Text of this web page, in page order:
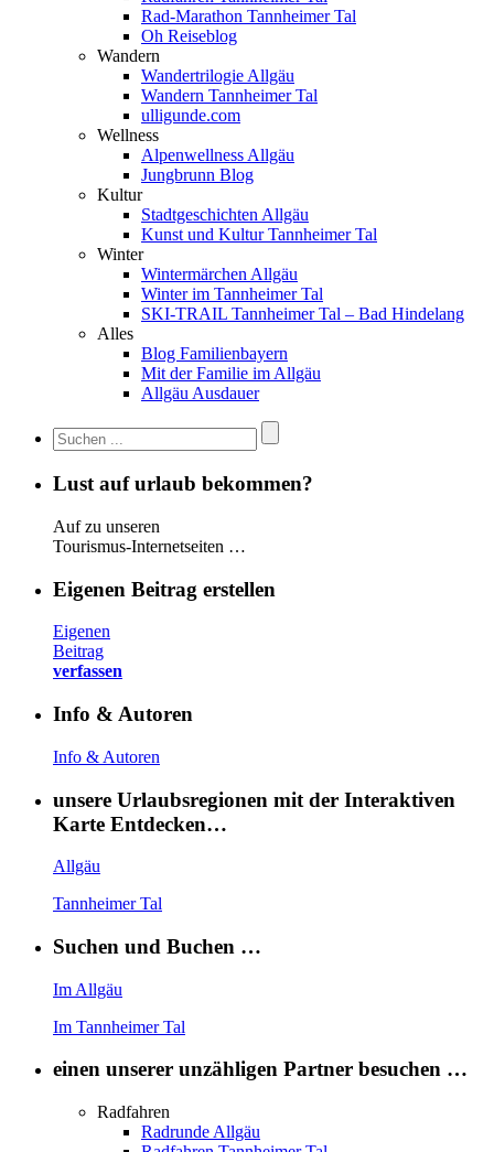
Rad-Marathon Tannheimer Tal
Oh Reiseblog
Wandern
Wandertrilogie Allgäu
Wandern Tannheimer Tal
ulligunde.com
Wellness
Alpenwellness Allgäu
Jungbrunn Blog
Kultur
Stadtgeschichten Allgäu
Kunst und Kultur Tannheimer Tal
Winter
Wintermärchen Allgäu
Winter im Tannheimer Tal
SKI-TRAIL Tannheimer Tal – Bad Hindelang
Alles
Blog Familienbayern
Mit der Familie im Allgäu
Allgäu Ausdauer
Lust auf urlaub bekommen?
Auf zu unseren
Tourismus-Internetseiten …
Eigenen Beitrag erstellen
Eigenen
Beitrag
verfassen
Info & Autoren
Info & Autoren
unsere Urlaubsregionen mit der Interaktiven
Karte Entdecken…
Allgäu
Tannheimer Tal
Suchen und Buchen …
Im Allgäu
Im Tannheimer Tal
einen unserer unzähligen Partner besuchen …
Radfahren
Radrunde Allgäu